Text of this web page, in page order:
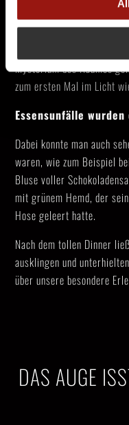
gebracht. Die Kerzen
als wäre der Raum nun
es eigentlich nur sieben
Mysterium des Raumes
zum ersten Mal im Licht
Essensunfälle
Dabei konnte man auch
waren, wie zum Beispiel
Bluse voller
mit grünem Hemd, der
Hose geleert hatte.
Nach dem tollen Dinner
ausklingen und
über unsere besondere
DAS AUGE